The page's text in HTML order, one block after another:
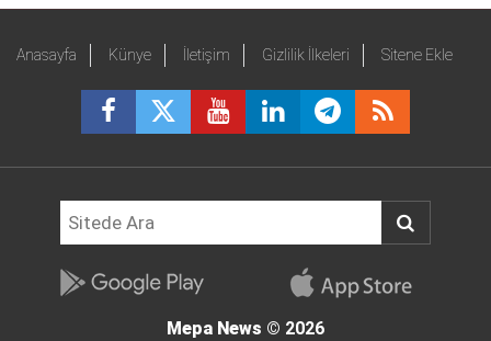
Anasayfa Künye İletişim Gizlilik İlkeleri Sitene Ekle
Mepa News © 2026